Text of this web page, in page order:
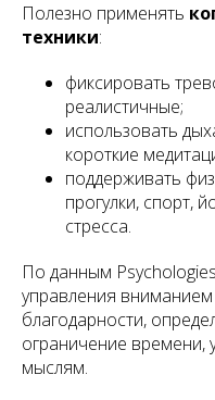
Полезно применять
техники:
фиксировать
реалистичные;
использовать
короткие
поддерживать
прогулки, спорт,
стресса.
По данным
управления
благодарности,
ограничение
мыслям.